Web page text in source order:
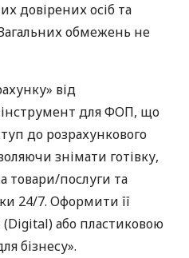
довірених осіб та
обмежень не
від
для ФОП, що
до розрахункового
знімати готівку,
товари/послуги та
24/7. Оформити її
або пластиковою
бізнесу».